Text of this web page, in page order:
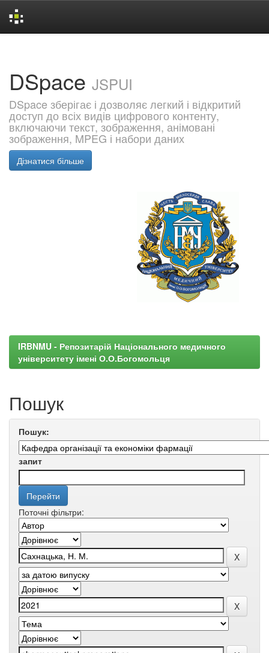
DSpace JSPUI
DSpace зберігає і дозволяє легкий і відкритий
доступ до всіх видів цифрового контенту,
включаючи текст, зображення, анімовані
зображення, MPEG і набори даних
Дізнатися більше
IRBNMU - Репозитарій Національного медичного
університету імені О.О.Богомольця
Пошук
Пошук:
запит
Поточні фільтри: